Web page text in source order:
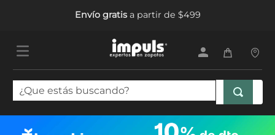
Envío gratisa partir de $499
¿Que estás buscando?